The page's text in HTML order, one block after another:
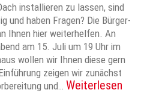
installieren zu lassen, sind
und haben Fragen? Die Bürger-
Ihnen hier weiterhelfen. An
am 15. Juli um 19 Uhr im
wollen wir Ihnen diese gern
zeigen wir zunächst
und… Weiterlesen